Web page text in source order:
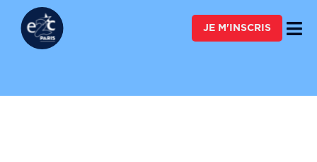
FAIRE UN DON
JE M'INSCRIS